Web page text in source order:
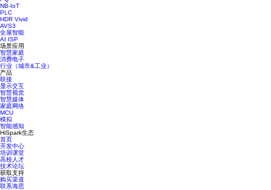
NB-IoT
PLC
HDR Vivid
AVS3
全屋智能
AI ISP
场景应用
智慧家庭
消费电子
行业（城市&工业）
产品
联接
显示交互
智慧视觉
智慧媒体
家庭网络
MCU
模拟
智能感知
HiSpark生态
首页
开发中心
培训课堂
高校人才
技术论坛
获取支持
购买渠道
联系海思